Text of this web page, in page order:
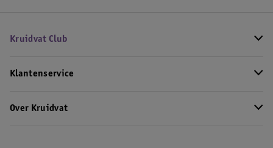
Kruidvat Club
Klantenservice
Over Kruidvat